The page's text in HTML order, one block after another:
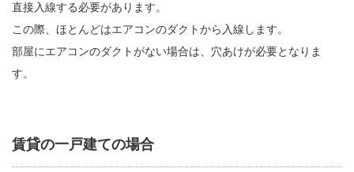
直接入線する必要があります。
この際、ほとんどはエアコンのダクトから入線します。
部屋にエアコンのダクトがない場合は、穴あけが必要となりま
す。
賃貸の一戸建ての場合